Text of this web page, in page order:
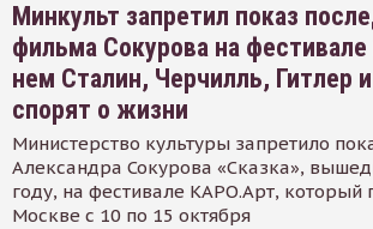
Минкульт запретил показ
фильма Сокурова на
нем Сталин, Черчилль, Гитлер
спорят о жизни
Министерство культуры запретило
Александра Сокурова «Сказка»,
году, на фестивале КАРО.Арт, который
Москве с 10 по 15 октября